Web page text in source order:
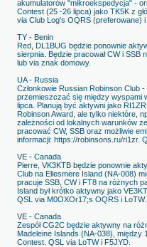
akumulatorów "mikroekspedycja" -
Contest (25 -26 lipca) jako TK5K z
via Club Log's OQRS (preferowane)
TY - Benin
Red, DL1BUG będzie ponownie
sierpnia. Będzie pracował CW i
lub via znak domowy.
UA - Russia
Członkowie Russian Robinson Club
przemieszczać się między wyspami
lipca. Planują być aktywni jako
Robinson Award, ale tylko niektóre,
zależności od lokalnych warunków
pracować CW, SSB oraz możliwie
informacji: https://robinsons.ru/ri1zr.
VE - Canada
Pierre, VK3KTB będzie ponownie
Club na Ellesmere Island (NA-008)
pracuje SSB, CW i FT8 na różnych
Island był krótko aktywny jako
QSL via M0OXOr17;s OQRS i LoTW.
VE - Canada
Zespół CG2C będzie aktywny na
Madeleine Islands (NA-038), między
Contest. QSL via LoTW i F5JYD.